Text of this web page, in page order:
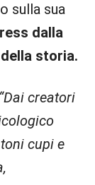
sulla sua
dalla
storia.
“Dai creatori
cupi e